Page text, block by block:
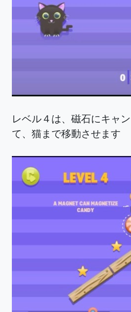
レベル４は、磁石にキャ
て、猫まで移動させます